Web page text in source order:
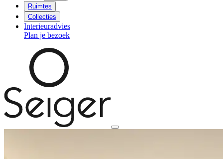
Ruimtes
Collecties
Interieuradvies
Plan je bezoek